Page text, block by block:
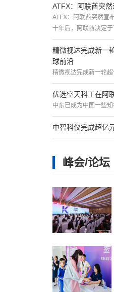
ATFX：阿联酋突
ATFX：阿联酋突然宣
十年后，阿联酋决定
精微视达完成新一
球前沿
精微视达完成新一轮
优选空天科工在阿
中东已成为中国一些知
中智科仪完成超亿
峰会/论坛